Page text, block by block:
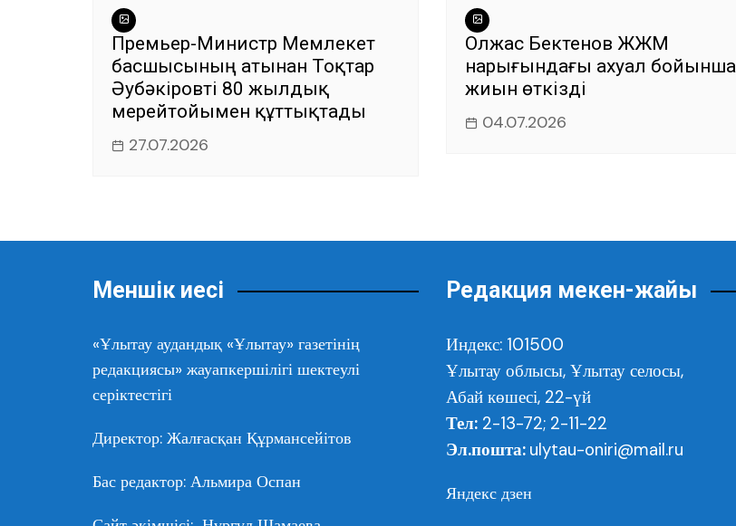
Премьер-Министр Мемлекет
басшысының атынан Тоқтар
Әубәкіровті 80 жылдық
мерейтойымен құттықтады
27.07.2026
Олжас Бектенов ЖЖМ
нарығындағы ахуал бойынша
жиын өткізді
04.07.2026
Меншік иесі
«Ұлытау аудандық «Ұлытау» газетінің
редакциясы» жауапкершілігі шектеулі
серіктестігі
Директор: Жалғасқан Құрмансейітов
Бас редактор: Альмира Оспан
Редакция мекен-жайы
Индекс: 101500
Ұлытау облысы, Ұлытау селосы,
Абай көшесі, 22-үй
Тел: 2-13-72; 2-11-22
Эл.пошта: ulytau-oniri@mail.ru
Яндекс дзен